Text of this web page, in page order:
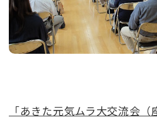
「あきた元気ムラ大交流会